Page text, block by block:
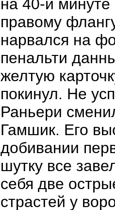
на 40-й
правому
нарвался на
пенальти
желтую
покинул. Не
Раньери
Гамшик. Его
добивании
шутку все
себя две
страстей у